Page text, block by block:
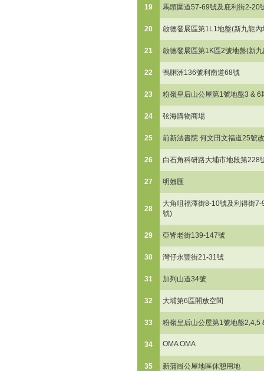
19 馬頭圍道57-69號及庇利街2-20
20 啟德發展區第1L1地盤(新九龍
21 啟德發展區第1K區2號地盤(新
22 鴨脷洲136號利南道68號
23 粉嶺皇后山公屋第1號地盤3 & 6
24 弦海購物商場
25 前新法書院 何文田文福道25號
26 白石角科研路大埔市地段第228
27 明翹匯
28
大角咀福澤街8-10號及利得街
號)
29 亞皆老街139-147號
30 灣仔永豐街21-31號
31 加列山道34號
32 大埔第6區開放空間
33 粉嶺皇后山公屋第1號地盤2,4,5
34 OMA OMA
35 新蒲崗公屋地區休憩用地